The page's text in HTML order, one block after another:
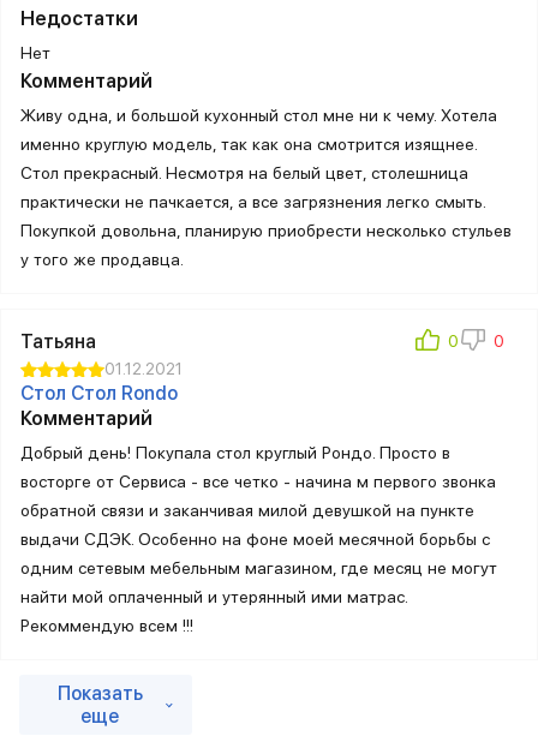
в любом количестве, по выгодной цене — наши контракты
с поставщиками позволяют выполнить наиболее сложную задачу.
Самые актуальные модели
Каждый бренд отличают уникальные характеристики: Eames
прославился лаконичным культовым дизайном, Tolix —
потрясающей функциональностью. Листайте наш каталог
универсальные модели. Самые обычные барные стулья
и настоящиеарт-объекты
Недостатки
Нет
Комментарий
Живу одна, и большой кухонный стол мне ни к чему. Хотела
именно круглую модель, так как она смотрится изящнее.
Стол прекрасный. Несмотря на белый цвет, столешница
практически не пачкается, а все загрязнения легко смыть.
Покупкой довольна, планирую приобрести несколько стульев
у того же продавца.
Татьяна
01.12.2021
Стол Стол Rondo
Комментарий
Добрый день! Покупала стол круглый Рондо. Просто в
восторге от Сервиса - все четко - начина м первого звонка
обратной связи и заканчивая милой девушкой на пункте
выдачи СДЭК. Особенно на фоне моей месячной борьбы с
одним сетевым мебельным магазином, где месяц не могут
найти мой оплаченный и утерянный ими матрас.
Рекоммендую всем !!!
Показать
еще